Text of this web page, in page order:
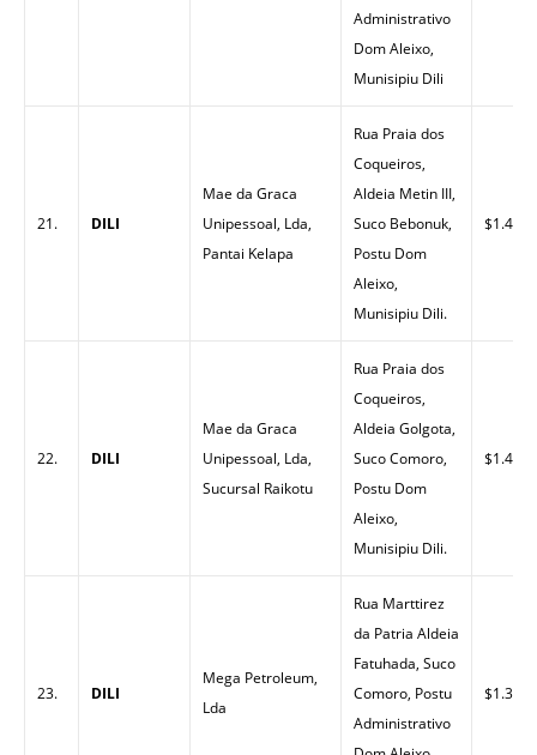
Administrativo
Dom Aleixo,
Munisipiu Dili
21. DILI
Mae da Graca
Unipessoal, Lda,
Pantai Kelapa
Rua Praia dos
Coqueiros,
Aldeia Metin III,
Suco Bebonuk,
Postu Dom
Aleixo,
Munisipiu Dili.
$1.44
22. DILI
Mae da Graca
Unipessoal, Lda,
Sucursal Raikotu
Rua Praia dos
Coqueiros,
Aldeia Golgota,
Suco Comoro,
Postu Dom
Aleixo,
Munisipiu Dili.
$1.40
23. DILI
Mega Petroleum,
Lda
Rua Marttirez
da Patria Aldeia
Fatuhada, Suco
Comoro, Postu
Administrativo
$1.32